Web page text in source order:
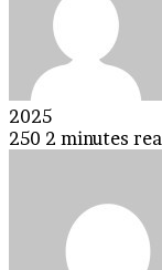
2025
250 2 minutes